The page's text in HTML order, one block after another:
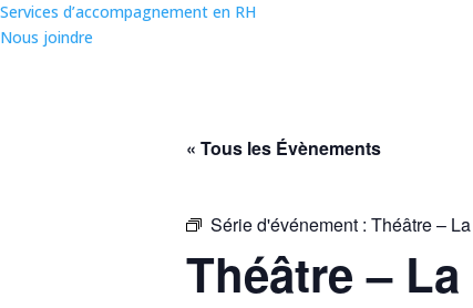
Services d’accompagnement en RH
Nous joindre
« Tous les Évènements
Série d'événement : Théâtre –
Théâtre –